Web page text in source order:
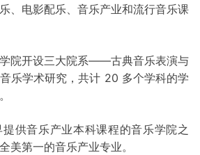
、电影配乐、音乐产业和流行音乐课
院开设三大院系——古典音乐表演与
乐学术研究，共计 20 多个学科的学
供音乐产业本科课程的音乐学院之
美第一的音乐产业专业。